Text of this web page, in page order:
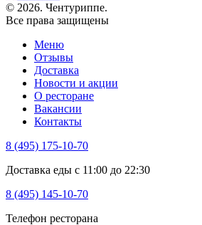
© 2026. Чентуриппе.
Все права защищены
Меню
Отзывы
Доставка
Новости и акции
О ресторане
Вакансии
Контакты
8 (495) 175-10-70
Доставка еды с 11:00 до 22:30
8 (495) 145-10-70
Телефон ресторана